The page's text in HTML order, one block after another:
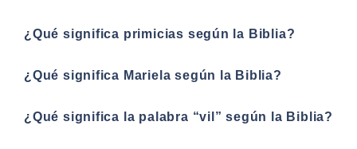
¿Qué significa primicias según la Biblia?
¿Qué significa Mariela según la Biblia?
¿Qué significa la palabra “vil” según la Biblia?